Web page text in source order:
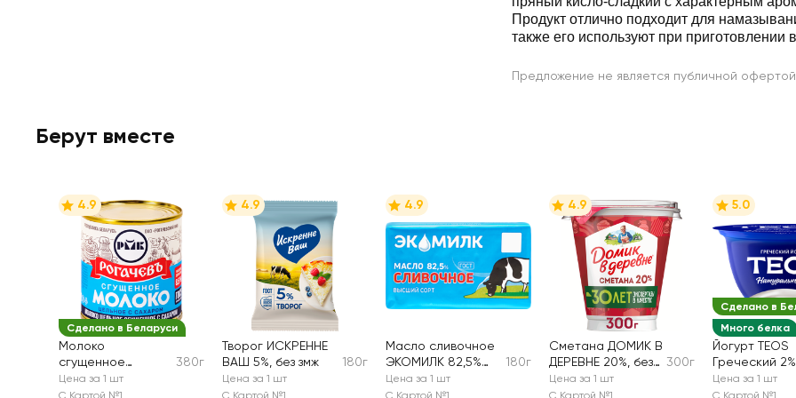
Продукт отлично подходит для
также его используют при приготовлении
Предложение не является публичной офертой
Берут вместе
Сделано в Беларуси
4.9
Молоко
сгущенное
РОГАЧЕВЪ
цельное с
380г
Цена за 1 шт
С Картой №1
4.9
Творог ИСКРЕННЕ
ВАШ 5%, без змж
180г
Цена за 1 шт
С Картой №1
4.9
Масло сливочное
ЭКОМИЛК 82,5%
высший сорт, без
змж
180г
Цена за 1 шт
С Картой №1
4.9
Сметана ДОМИК В
ДЕРЕВНЕ 20%, без
змж
300г
Цена за 1 шт
С Картой №1
Сделано в
Много белка
5.0
Йогурт TEOS
Греческий
змж
Цена за 1 шт
С Картой №1